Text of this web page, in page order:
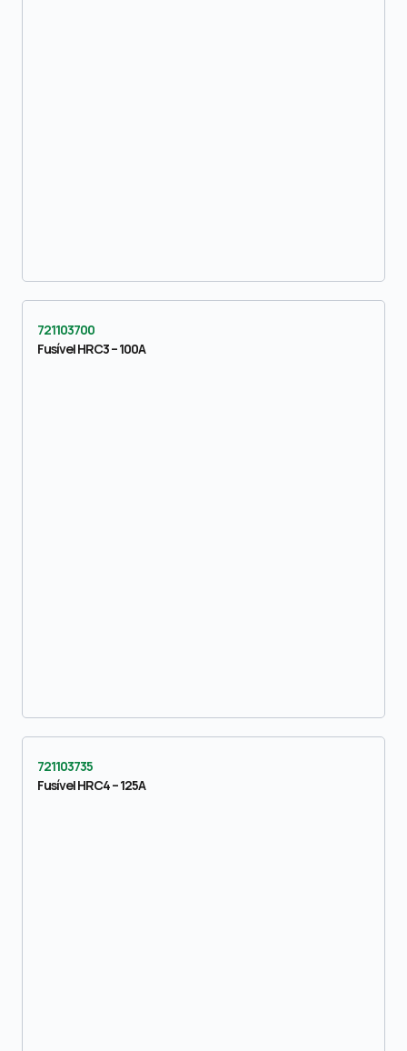
721103700
Fusível HRC3 – 100A
721103735
Fusível HRC4 – 125A